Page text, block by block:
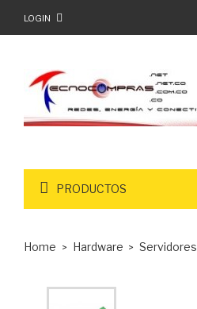
LOGIN
PRODUCTOS
Home Hardware Servidores